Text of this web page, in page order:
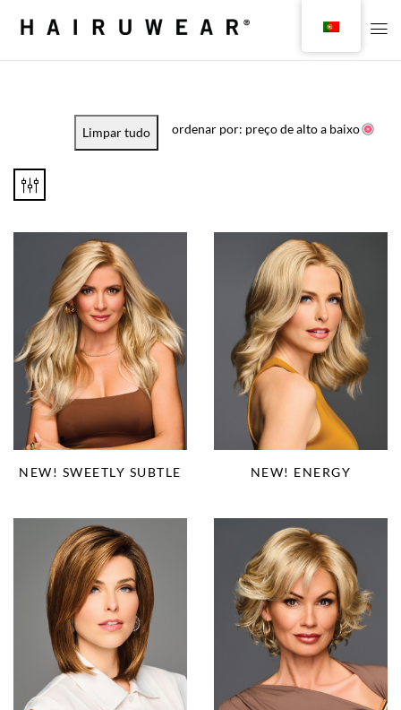
Limpar tudo ordenar por: preço de alto a baixo
NEW! SWEETLY SUBTLE NEW! ENERGY